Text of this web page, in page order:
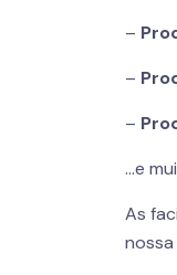
–
–
–
…e
As